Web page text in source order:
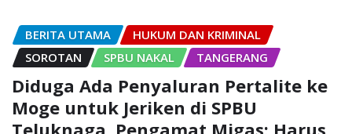
BERITA UTAMA
HUKUM DAN KRIMINAL
SOROTAN
SPBU NAKAL TANGERANG
Diduga Ada Penyaluran Pertalite ke
Moge untuk Jeriken di SPBU